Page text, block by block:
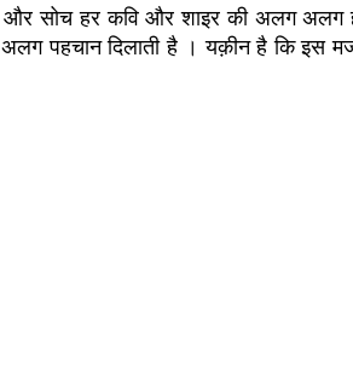
सोच हर कवि और शाइर की अलग अलग
अलग पहचान दिलाती है । यक़ीन है कि इस